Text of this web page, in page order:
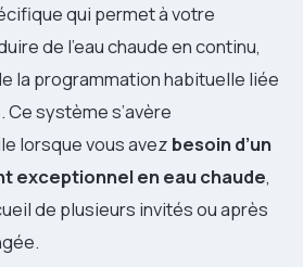
qui permet à votre
de l’eau chaude en continu,
la programmation habituelle liée
système s’avère
lorsque vous avez besoin d’un
exceptionnel en eau chaude,
de plusieurs invités ou après